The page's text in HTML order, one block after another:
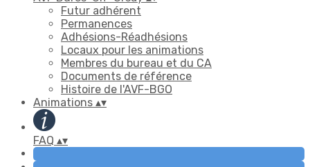
Futur adhérent
Permanences
Adhésions-Réadhésions
Locaux pour les animations
Membres du bureau et du CA
Documents de référence
Histoire de l'AVF-BGO
Animations ▴▾
FAQ ▴▾